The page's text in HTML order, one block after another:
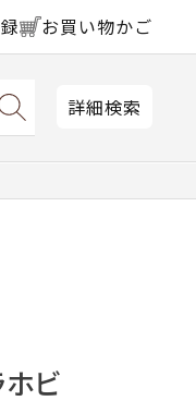
お買い物かご
詳細検索
ビ